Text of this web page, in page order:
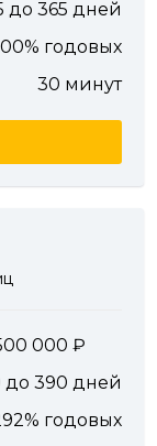
до 365 дней
годовых
30 минут
000
до 390 дней
годовых